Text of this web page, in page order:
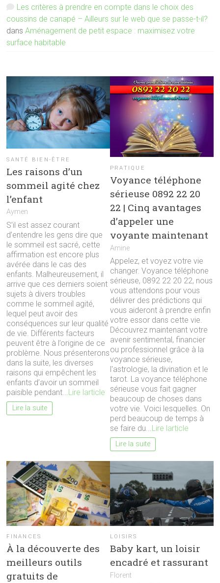
Les critères à prendre en compte dans le choix des
coussins de canapé – Ailleurs sur le web que se passe-t-il?
dansAménagement de petit espace : maximisez votre
surface habitable
SANTÉ BIEN-ÊTRE
Les raisons d’un
sommeil agité chez
l’enfant
Aymen
S’il est assez courant
d’entendre les gens dire que
le sommeil est sacré, cette
affirmation est encore plus
avérée dans le cas des
enfants. Malheureusement, il
arrive que ces derniers soient
sujets à divers troubles
comme le sommeil agité,
lequel peut avoir des
conséquences sur leur qualité
de vie. Différents facteurs
peuvent être à l’origine de ce
problème. Nous présenterons
dans la suite, les diverses
raisons qui empêchent les
enfants d’avoir un sommeil
paisible pendant...Lire larticle
Lire la suite
PRATIQUE
Voyance téléphone
sérieuse 0892 22 20
22 | Cinq avantages
d’appeler une
voyante maintenant
Amine
Appelez, et voyez votre vie
changer. Voyance téléphone
sérieuse, 0892 22 20 22, nous
vous attendons pour vous
délivrer des prédictions qui
vous aideront à prendre enfin
votre essor dans cette vie.
Découvrez maintenant votre
avenir sentimental, financier
ou professionnel grâce à la
voyance sérieuse,
l'astrologie, la divination et le
tarot. La voyance téléphone
sérieuse vous fait gagner
beaucoup de choses dans
votre vie. Voici lesquelles. On
perd beaucoup de temps à
se faire du...Lire larticle
Lire la suite
FINANCES
À la découverte des
meilleurs outils
gratuits de
LOISIRS
Baby kart, un loisir
encadré et rassurant
Florent